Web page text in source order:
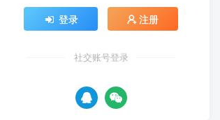
登录 注册
社交账号登录